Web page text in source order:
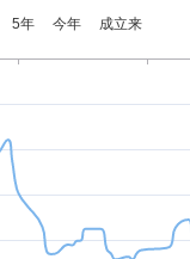
5年 今年 成立来